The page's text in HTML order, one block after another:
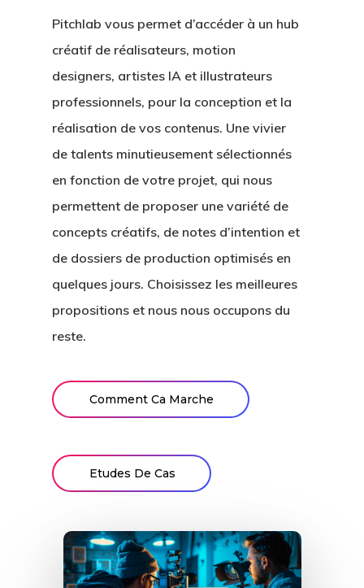
Pitchlab vous permet d’accéder à un hub
créatif de réalisateurs, motion
designers, artistes IA et illustrateurs
professionnels, pour la conception et la
réalisation de vos contenus. Une vivier
de talents minutieusement sélectionnés
en fonction de votre projet, qui nous
permettent de proposer une variété de
concepts créatifs, de notes d’intention et
de dossiers de production optimisés en
quelques jours. Choisissez les meilleures
propositions et nous nous occupons du
reste.
Comment Ca Marche
Etudes De Cas